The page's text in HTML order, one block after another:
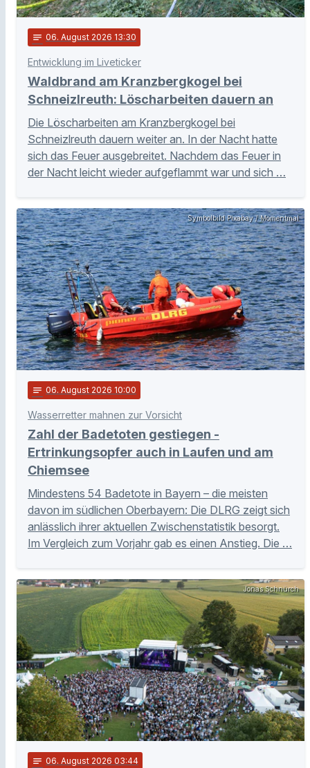
notes 06. August 2026 13:30
Entwicklung im Liveticker
Waldbrand am Kranzbergkogel bei
Schneizlreuth: Löscharbeiten dauern an
Die Löscharbeiten am Kranzbergkogel bei
Schneizlreuth dauern weiter an. In der Nacht hatte
sich das Feuer ausgebreitet. Nachdem das Feuer in
der Nacht leicht wieder aufgeflammt war und sich …
Symbolbild Pixabay / Momentmal
notes 06. August 2026 10:00
Wasserretter mahnen zur Vorsicht
Zahl der Badetoten gestiegen -
Ertrinkungsopfer auch in Laufen und am
Chiemsee
Mindestens 54 Badetote in Bayern – die meisten
davon im südlichen Oberbayern: Die DLRG zeigt sich
anlässlich ihrer aktuellen Zwischenstatistik besorgt.
Im Vergleich zum Vorjahr gab es einen Anstieg. Die …
Jonas Schnürch
notes 06. August 2026 03:44